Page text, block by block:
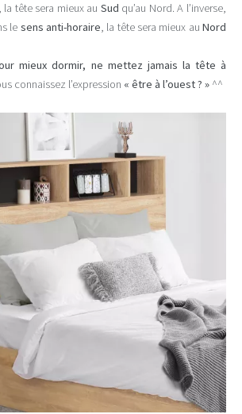
, la tête sera mieux au Sud qu’au Nord. A l’inverse,
le sens anti-horaire, la tête sera mieux auNord
mieux dormir, ne mettez jamais la tête à
connaissez l’expression « être à l’ouest ? » ^^